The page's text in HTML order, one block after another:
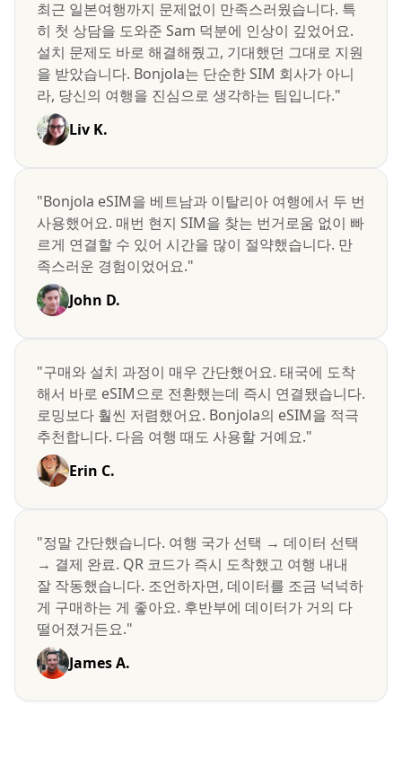
최근 일본여행까지 문제없이 만족스러웠습니다. 특
히 첫 상담을 도와준 Sam 덕분에 인상이 깊었어요.
설치 문제도 바로 해결해줬고, 기대했던 그대로 지원
을 받았습니다. Bonjola는 단순한 SIM 회사가 아니
라, 당신의 여행을 진심으로 생각하는 팀입니다."
Liv K.
"Bonjola eSIM을 베트남과 이탈리아 여행에서 두 번
사용했어요. 매번 현지 SIM을 찾는 번거로움 없이 빠
르게 연결할 수 있어 시간을 많이 절약했습니다. 만
족스러운 경험이었어요."
John D.
"구매와 설치 과정이 매우 간단했어요. 태국에 도착
해서 바로 eSIM으로 전환했는데 즉시 연결됐습니다.
로밍보다 훨씬 저렴했어요. Bonjola의 eSIM을 적극
추천합니다. 다음 여행 때도 사용할 거예요."
Erin C.
"정말 간단했습니다. 여행 국가 선택 → 데이터 선택
→ 결제 완료. QR 코드가 즉시 도착했고 여행 내내
잘 작동했습니다. 조언하자면, 데이터를 조금 넉넉하
게 구매하는 게 좋아요. 후반부에 데이터가 거의 다
떨어졌거든요."
James A.